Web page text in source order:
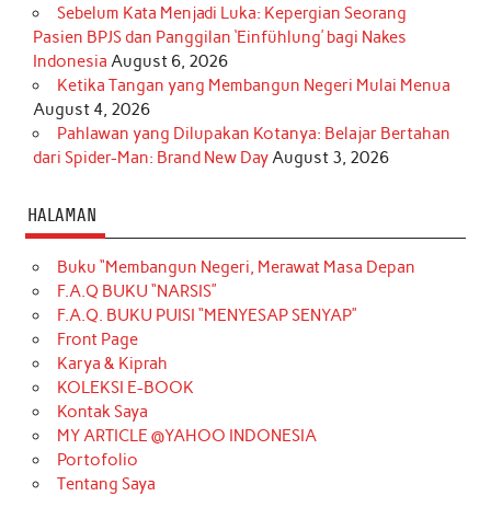
Sebelum Kata Menjadi Luka: Kepergian Seorang
Pasien BPJS dan Panggilan ‘Einfühlung’ bagi Nakes
Indonesia August 6, 2026
Ketika Tangan yang Membangun Negeri Mulai Menua
August 4, 2026
Pahlawan yang Dilupakan Kotanya: Belajar Bertahan
dari Spider-Man: Brand New DayAugust 3, 2026
HALAMAN
Buku “Membangun Negeri, Merawat Masa Depan
F.A.Q BUKU “NARSIS”
F.A.Q. BUKU PUISI “MENYESAP SENYAP”
Front Page
Karya & Kiprah
KOLEKSI E-BOOK
Kontak Saya
MY ARTICLE @YAHOO INDONESIA
Portofolio
Tentang Saya